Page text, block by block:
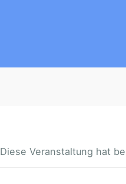
Diese Veranstaltung hat